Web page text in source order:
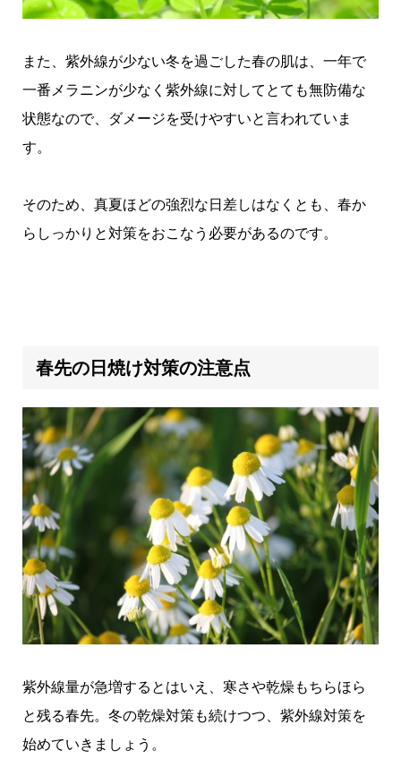
また、紫外線が少ない冬を過ごした春の肌は、一年で
一番メラニンが少なく紫外線に対してとても無防備な
状態なので、ダメージを受けやすいと言われていま
す。
そのため、真夏ほどの強烈な日差しはなくとも、春か
らしっかりと対策をおこなう必要があるのです。
春先の日焼け対策の注意点
紫外線量が急増するとはいえ、寒さや乾燥もちらほら
と残る春先。冬の乾燥対策も続けつつ、紫外線対策を
始めていきましょう。